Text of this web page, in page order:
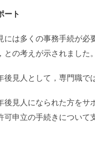
ート
には多くの事務手続が
の考えが示されました。
後見人として，専門職
後見人になられた方を
可申立の手続きについて